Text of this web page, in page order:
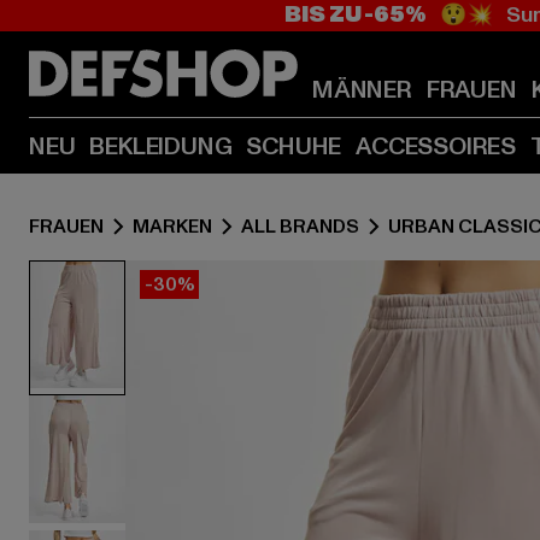
BIS ZU -65% 😲💥
MÄNNER FRAUEN
NEU BEKLEIDUNG SCHUHE ACCESSOIRES
FRAUEN MARKEN ALL BRANDS URBAN
-30%